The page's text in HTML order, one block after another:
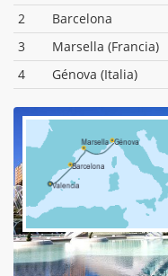
2
Barcelona
3
Marsella (Francia)
4
Génova (Italia)